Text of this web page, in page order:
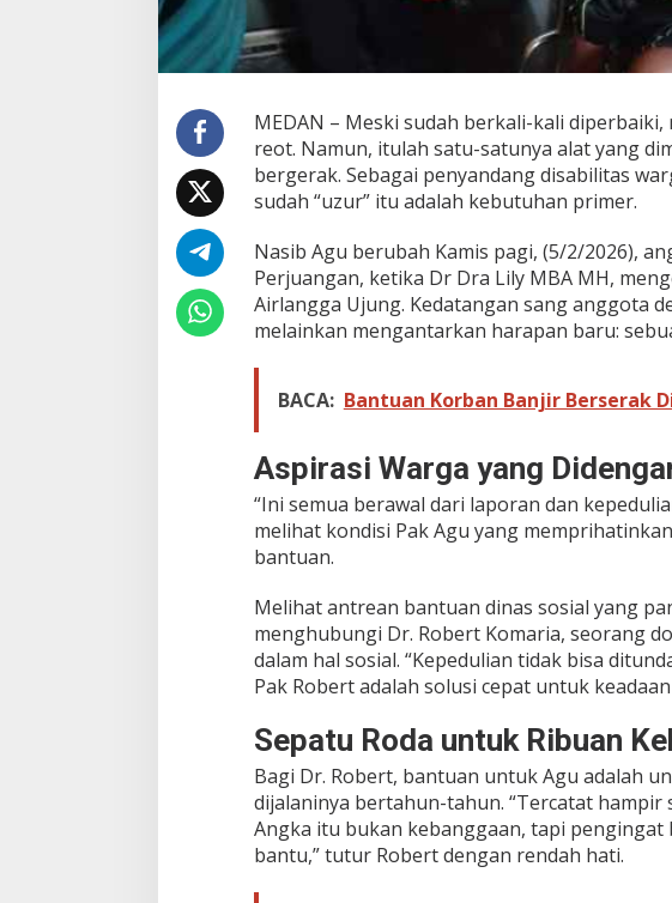
a
u
s
a
k
y
g
A
k
h
n
y
D
i
g
a
n
D
r
L
l
MEDAN – Meski sudah berkali-kali
reot. Namun, itulah satu-satunya alat yang
bergerak. Sebagai penyandang disabilitas
sudah “uzur” itu adalah kebutuhan primer.
Nasib Agu berubah Kamis pagi, (5/2/2026),
Perjuangan, ketika Dr Dra Lily MBA MH,
Airlangga Ujung. Kedatangan sang anggota
melainkan mengantarkan harapan baru:
BACA: Bantuan Korban Banjir Berserak
Aspirasi Warga yang
“Ini semua berawal dari laporan dan
melihat kondisi Pak Agu yang
bantuan.
Melihat antrean bantuan dinas sosial yang
menghubungi Dr. Robert Komaria, seorang
dalam hal sosial. “Kepedulian tidak bisa
Pak Robert adalah solusi cepat untuk
Sepatu Roda untuk Ribuan
Bagi Dr. Robert, bantuan untuk Agu adalah
dijalaninya bertahun-tahun. “Tercatat
Angka itu bukan kebanggaan, tapi pengingat
bantu,” tutur Robert dengan rendah hati.